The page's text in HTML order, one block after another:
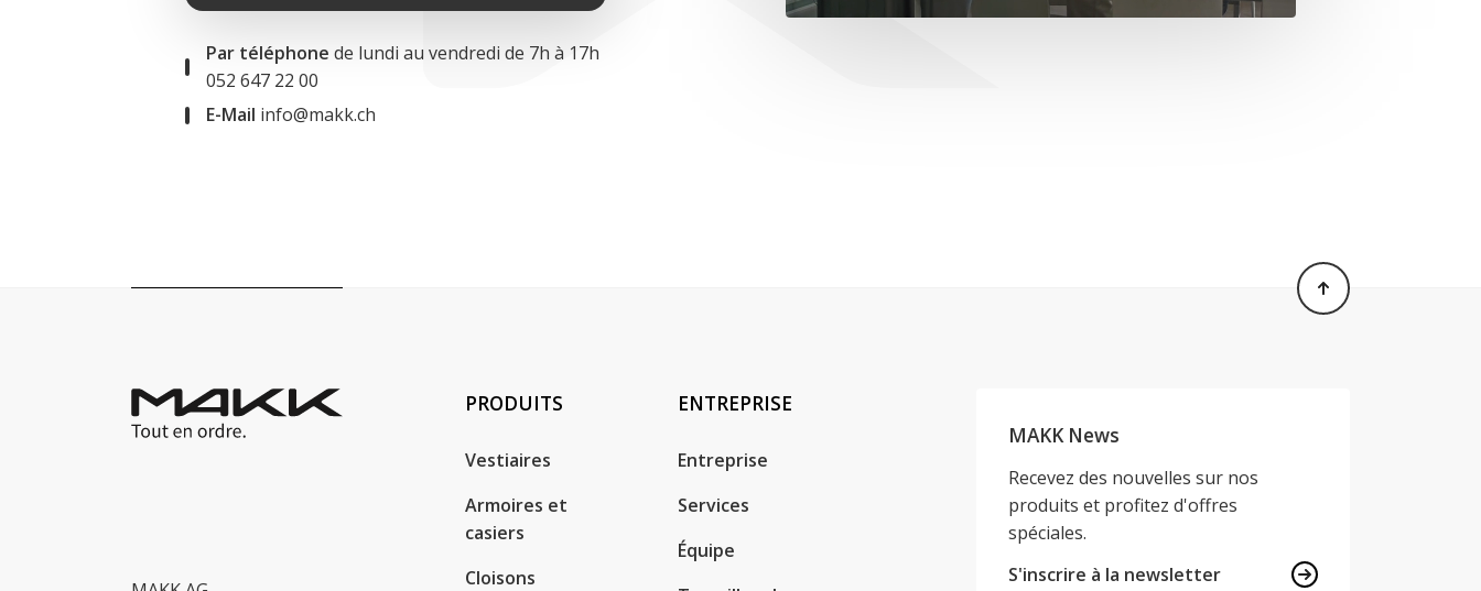
Par téléphone de lundi au vendredi de 7h à 17h
052 647 22 00
E-Mail info@makk.ch
PRODUITS
Vestiaires
Armoires et
casiers
Cloisons
ENTREPRISE
Entreprise
Services
Équipe
MAKK News
Recevez des nouvelles sur nos
produits et profitez d'offres
spéciales.
S'inscrire à la newsletter